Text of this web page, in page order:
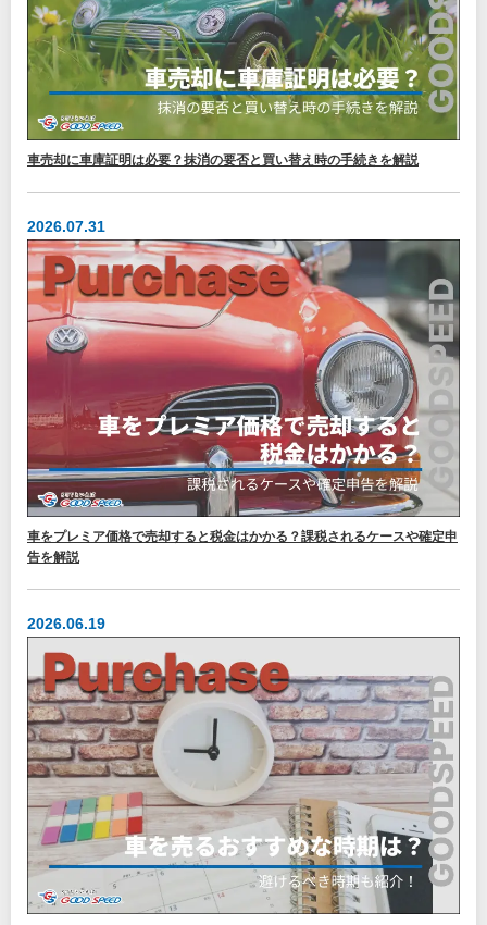
車売却に車庫証明は必要？抹消の要否と買い替え時の手続きを解説
2026.07.31
車をプレミア価格で売却すると税金はかかる？課税されるケースや確定申
告を解説
2026.06.19